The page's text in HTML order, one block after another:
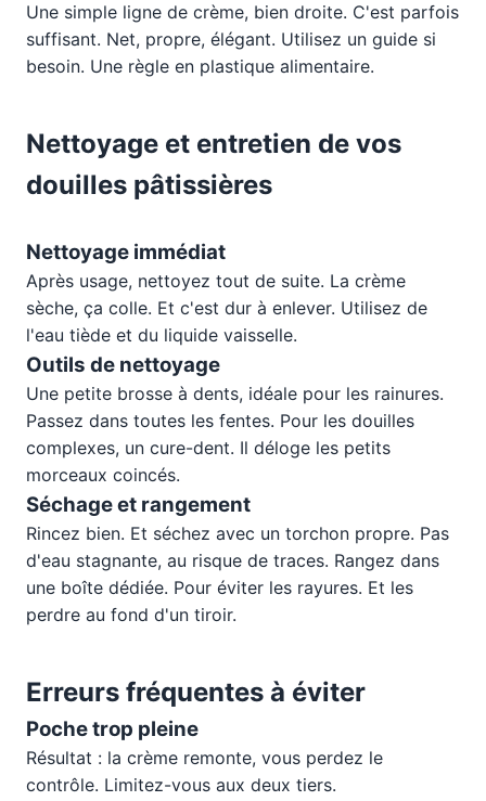
Une simple ligne de crème, bien droite. C'est parfois
suffisant. Net, propre, élégant. Utilisez un guide si
besoin. Une règle en plastique alimentaire.
Nettoyage et entretien de vos
douilles pâtissières
Nettoyage immédiat
Après usage, nettoyez tout de suite. La crème
sèche, ça colle. Et c'est dur à enlever. Utilisez de
l'eau tiède et du liquide vaisselle.
Outils de nettoyage
Une petite brosse à dents, idéale pour les rainures.
Passez dans toutes les fentes. Pour les douilles
complexes, un cure-dent. Il déloge les petits
morceaux coincés.
Séchage et rangement
Rincez bien. Et séchez avec un torchon propre. Pas
d'eau stagnante, au risque de traces. Rangez dans
une boîte dédiée. Pour éviter les rayures. Et les
perdre au fond d'un tiroir.
Erreurs fréquentes à éviter
Poche trop pleine
Résultat : la crème remonte, vous perdez le
contrôle. Limitez-vous aux deux tiers.